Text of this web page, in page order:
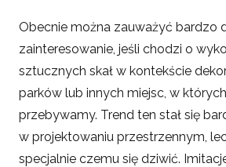
Obecnie można zauważyć bardzo
zainteresowanie, jeśli chodzi o
sztucznych skał w kontekście
parków lub innych miejsc, w
przebywamy. Trend ten stał się
w projektowaniu przestrzennym,
specjalnie czemu się dziwić.